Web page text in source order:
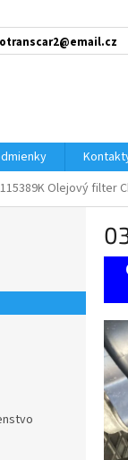
Olejový filter